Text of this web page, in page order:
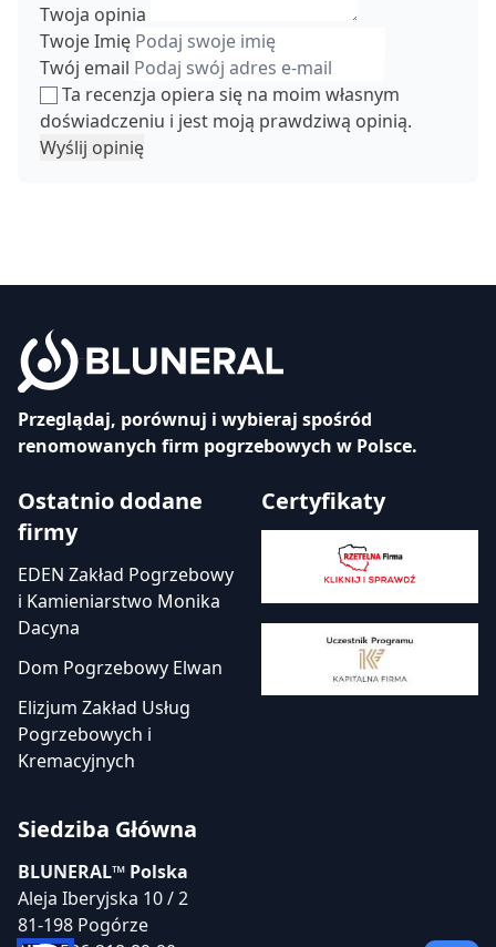
Twoja opinia
Twoje Imię
Twój email
Ta recenzja opiera się na moim własnym
doświadczeniu i jest moją prawdziwą opinią.
Wyślij opinię
Przeglądaj, porównuj i wybieraj spośród
renomowanych firm pogrzebowych w Polsce.
Ostatnio dodane
firmy
EDEN Zakład Pogrzebowy
i Kamieniarstwo Monika
Dacyna
Dom Pogrzebowy Elwan
Elizjum Zakład Usług
Pogrzebowych i
Kremacyjnych
Certyfikaty
Siedziba Główna
BLUNERAL™ Polska
Aleja Iberyjska 10 / 2
81-198 Pogórze